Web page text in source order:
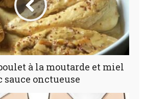
à la moutarde et miel
sauce onctueuse